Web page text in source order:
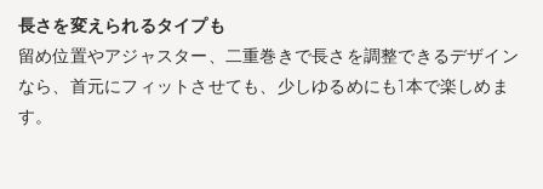
ネ
ッ
ク
レ
長さを変えられるタイプも
留め位置やアジャスター、二重巻きで長さを調整できるデザイン
なら、首元にフィットさせても、少しゆるめにも1本で楽しめま
す。